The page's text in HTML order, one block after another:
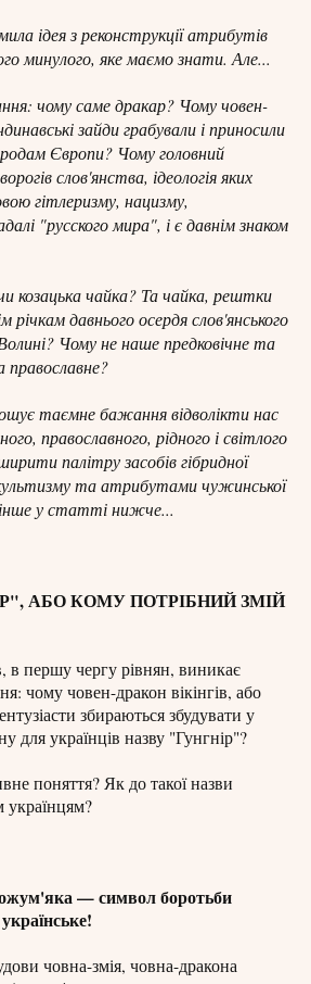
ідея з реконструкції атрибутів
минулого, яке маємо знати. Але...
чому саме дракар? Чому човен-
зайди грабували і приносили
Європи? Чому головний
слов'янства, ідеологія яких
гітлеризму, нацизму,
"русского мира", і є давнім знаком
козацька чайка? Та чайка, рештки
річкам давнього осердя слов'янського
Чому не наше предковічне та
православне?
таємне бажання відволікти нас
православного, рідного і світлого
палітру засобів гібридної
та атрибутами чужинської
інше у статті нижче...
АБО КОМУ ПОТРІБНИЙ ЗМІЙ
в першу чергу рівнян, виникає
чому човен-дракон вікінгів, або
збираються збудувати у
для українців назву "Гунгнір"?
поняття? Як до такої назви
українцям?
— символ боротьби
човна-змія, човна-дракона